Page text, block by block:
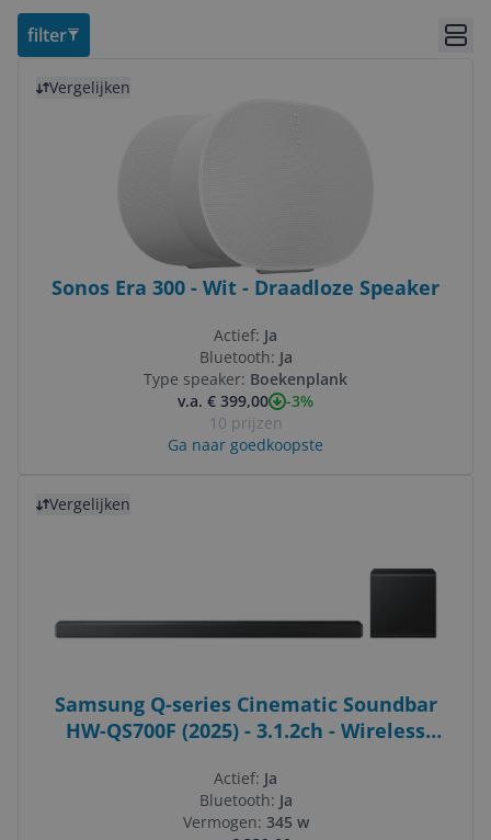
filter
Vergelijken
Sonos Era 300 - Wit - Draadloze Speaker
Actief: Ja
Bluetooth: Ja
Type speaker: Boekenplank
v.a. € 399,00
-3%
10 prijzen
Ga naar goedkoopste
Vergelijken
Samsung Q-series Cinematic Soundbar
HW-QS700F (2025) - 3.1.2ch - Wireless
Actief: Ja
Bluetooth: Ja
Vermogen: 345 w